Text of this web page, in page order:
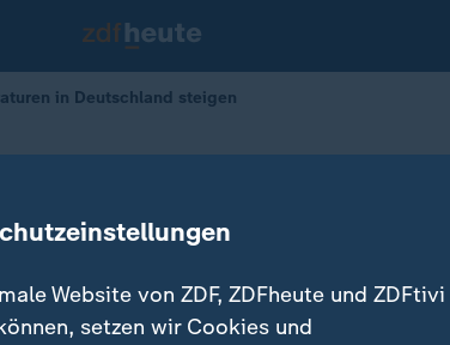
in Deutschland steigen
steigen
Website von ZDF, ZDFheute und ZDFtivi
setzen wir Cookies und